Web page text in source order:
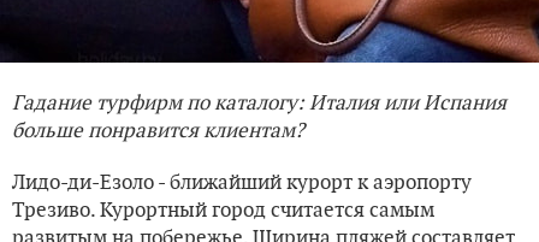
Гадание турфирм по каталогу: Италия или Испания
больше понравится клиентам?
Лидо-ди-Езоло - ближайший курорт к аэропорту
Трезиво. Курортный город считается самым